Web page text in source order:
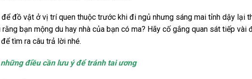
đồ vật ở vị trí quen thuộc trước khi đi ngủ nhưng sáng mai tỉnh dậy lại
bạn mộng du hay nhà của bạn có ma? Hãy cố gắng quan sát tiếp vài
tìm ra câu trả lời nhé.
điều cần lưu ý để tránh tai ương